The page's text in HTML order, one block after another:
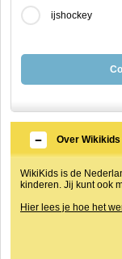
ijshockey
Over Wikikids
WikiKids is de
kinderen. Jij kunt ook
Hier lees je hoe het